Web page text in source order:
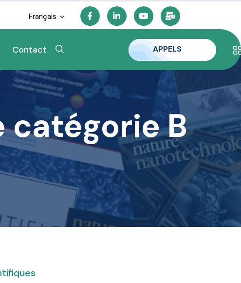
Français
Contact APPELS
catégorie B